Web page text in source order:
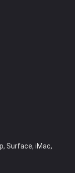
Surface, iMac,